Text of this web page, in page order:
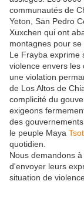
communautés de
Yeton, San Pedro
Xuxchen qui ont
montagnes pour se
Le Frayba exprime
violence envers les
une violation
de Los Altos de
complicité du
exigeons
des
le peuple Maya
quotidien.
Nous demandons
d'envoyer leurs
situation de